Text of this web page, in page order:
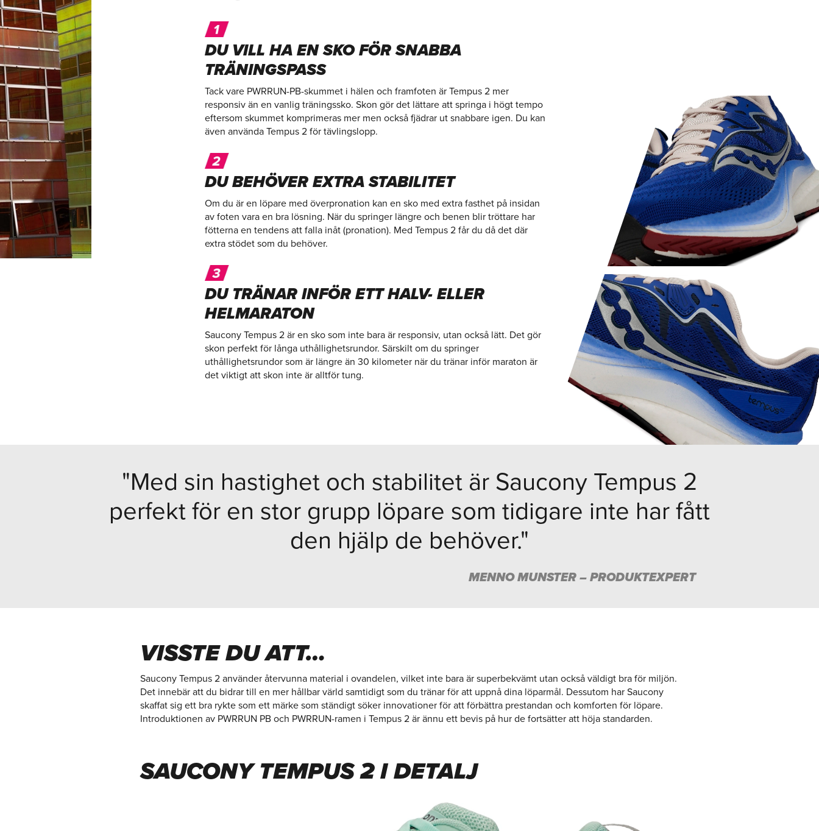
DU VILL HA EN SKO FÖR SNABBA
TRÄNINGSPASS
Tack vare PWRRUN-PB-skummet i hälen och framfoten är Tempus 2 mer
responsiv än en vanlig träningssko. Skon gör det lättare att springa i högt tempo
eftersom skummet komprimeras mer men också fjädrar ut snabbare igen. Du kan
även använda Tempus 2 för tävlingslopp.
DU BEHÖVER EXTRA STABILITET
Om du är en löpare med överpronation kan en sko med extra fasthet på insidan
av foten vara en bra lösning. När du springer längre och benen blir tröttare har
fötterna en tendens att falla inåt (pronation). Med Tempus 2 får du då det där
extra stödet som du behöver.
DU TRÄNAR INFÖR ETT HALV- ELLER
HELMARATON
Saucony Tempus 2 är en sko som inte bara är responsiv, utan också lätt. Det gör
skon perfekt för långa uthållighetsrundor. Särskilt om du springer
uthållighetsrundor som är längre än 30 kilometer när du tränar inför maraton är
det viktigt att skon inte är alltför tung.
"Med sin hastighet och stabilitet är Saucony Tempus 2
perfekt för en stor grupp löpare som tidigare inte har fått
den hjälp de behöver."
MENNO MUNSTER – PRODUKTEXPERT
VISSTE DU ATT…
Saucony Tempus 2 använder återvunna material i ovandelen, vilket inte bara är superbekvämt utan också väldigt bra för miljön.
Det innebär att du bidrar till en mer hållbar värld samtidigt som du tränar för att uppnå dina löparmål. Dessutom har Saucony
skaffat sig ett bra rykte som ett märke som ständigt söker innovationer för att förbättra prestandan och komforten för löpare.
Introduktionen av PWRRUN PB och PWRRUN-ramen i Tempus 2 är ännu ett bevis på hur de fortsätter att höja standarden.
SAUCONY TEMPUS 2 I DETALJ